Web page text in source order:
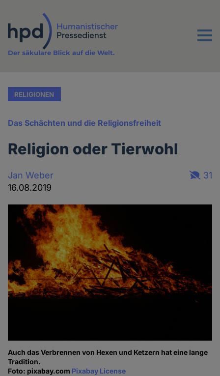
Inhalt
Menu
Der säkulare Blick auf die Welt.
RELIGIONEN
Das Schächten und die Religionsfreiheit
Religion oder Tierwohl
Jan Weber
16.08.2019
31
Auch das Verbrennen von Hexen und Ketzern hat eine lange
Tradition.
Foto: pixabay.com Pixabay License